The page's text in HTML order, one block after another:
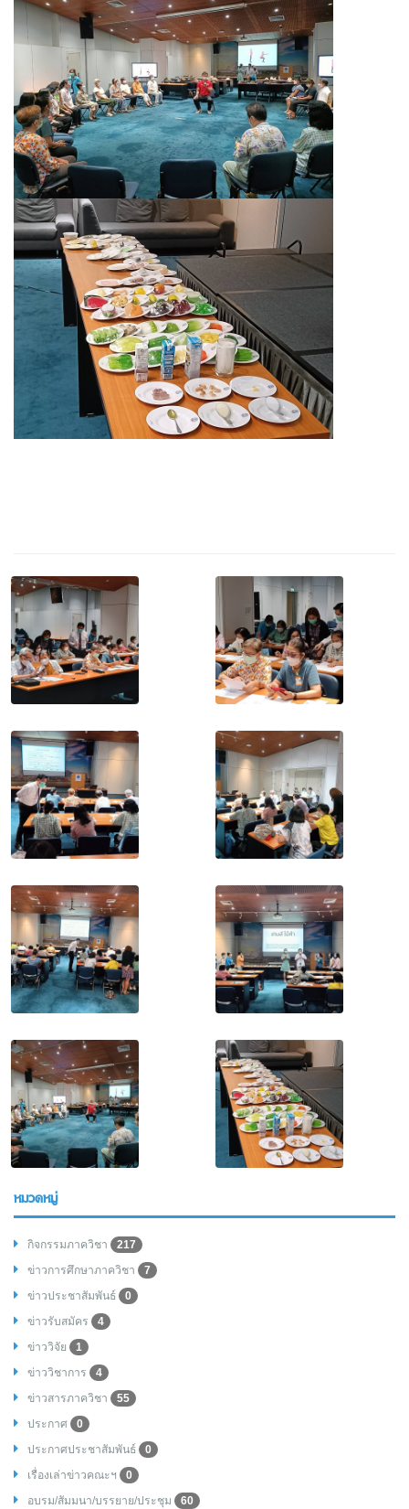
หมวดหมู่
กิจกรรมภาควิชา
217
ข่าวการศึกษาภาควิชา
7
ข่าวประชาสัมพันธ์
0
ข่าวรับสมัคร
4
ข่าววิจัย
1
ข่าววิชาการ
4
ข่าวสารภาควิชา
55
ประกาศ
0
ประกาศประชาสัมพันธ์
0
เรื่องเล่าข่าวคณะฯ
0
อบรม/สัมมนา/บรรยาย/ประชุม
60